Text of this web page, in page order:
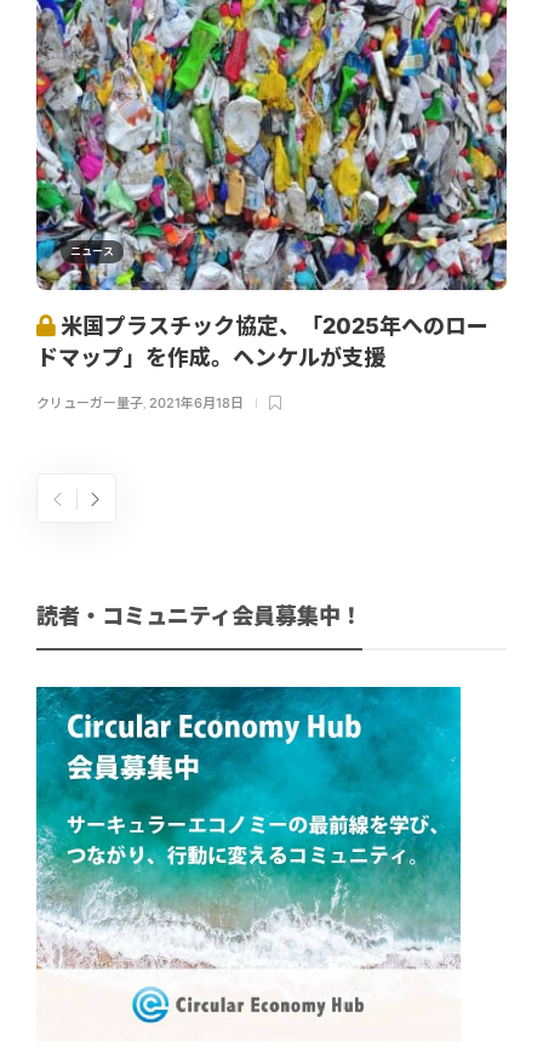
ニュース
米国プラスチック協定、「2025年へのロー
ドマップ」を作成。ヘンケルが支援
クリューガー量子 2021年6月18日
読者・コミュニティ会員募集中！